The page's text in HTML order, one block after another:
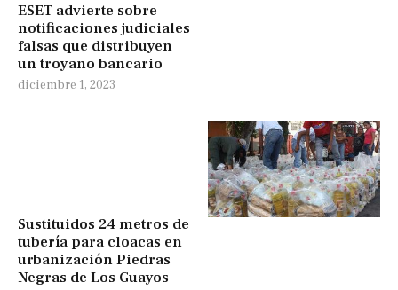
ESET advierte sobre
notificaciones judiciales
falsas que distribuyen
un troyano bancario
diciembre 1, 2023
Sustituidos 24 metros de
tubería para cloacas en
urbanización Piedras
Negras de Los Guayos